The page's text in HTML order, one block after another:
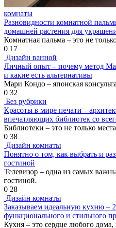
комнаты
Разновидности комнатной
домашней растения для
Комнатная пальма – это не
0 17
Дизайн ванной
Личный опыт – почему метод
и какие есть альтернативы
Мари Кондо – японская
0 32
Без рубрики
Красоты в мире печати –
впечатляющих библиотек со
Библиотеки – это не только
0 38
Дизайн комнаты
Понятно о том, как выбрать и
гостиной
Телевизор – одна из самых
гостиной.
0 28
Дизайн комнаты
Заказываем идеальную кухню –
функционального и стильного
Кухня – это сердце любого дома,